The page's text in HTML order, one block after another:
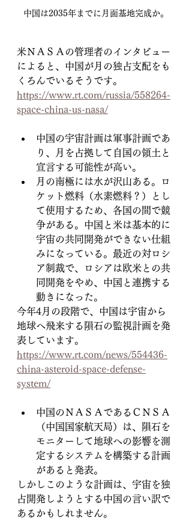
中国は2035年までに月面基地完成か。
米ＮＡＳＡの管理者のインタビュー
によると、中国が月の独占支配をも
くろんでいるそうです。
https://www.rt.com/russia/558264-
space-china-us-nasa/
中国の宇宙計画は軍事計画であ
り、月を占拠して自国の領土と
宣言する可能性が高い。
月の南極には水が沢山ある。ロ
ケット燃料（水素燃料？）とし
て使用するため、各国の間で競
争がある。中国と米は基本的に
宇宙の共同開発ができない仕組
みになっている。最近の対ロシ
ア制裁で、ロシアは欧米との共
同開発をやめ、中国と連携する
動きになった。
今年4月の段階で、中国は宇宙から
地球へ飛来する隕石の監視計画を発
表しています。
https://www.rt.com/news/554436-
china-asteroid-space-defense-
system/
中国のＮＡＳＡであるＣＮＳＡ
（中国国家航天局）は、隕石を
モニターして地球への影響を測
定するシステムを構築する計画
があると発表。
しかしこのような計画は、宇宙を独
占開発しようとする中国の言い訳で
あるかもしれません。